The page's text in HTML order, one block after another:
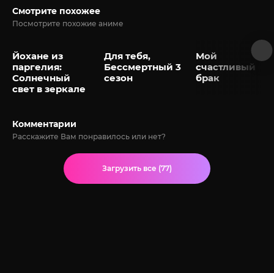
Смотрите похожее
Посмотрите похожие аниме
Йохане из
паргелия:
Солнечный
свет в зеркале
Для тебя,
Бессмертный 3
сезон
Мой
счастливый
брак
Комментарии
Расскажите Вам понравилось или нет?
Загрузить все (77)